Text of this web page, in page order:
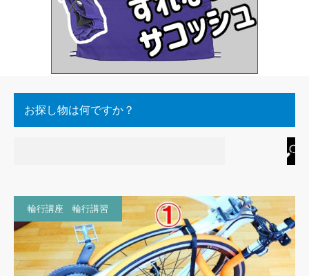
お探し物は何ですか？
輪行講座 輪行講習